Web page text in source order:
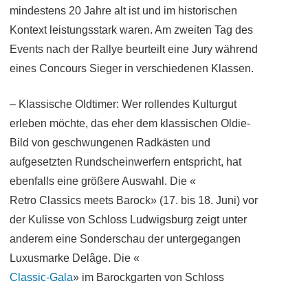
mindestens 20 Jahre alt ist und im historischen
Kontext leistungsstark waren. Am zweiten Tag des
Events nach der Rallye beurteilt eine Jury während
eines Concours Sieger in verschiedenen Klassen.
– Klassische Oldtimer: Wer rollendes Kulturgut
erleben möchte, das eher dem klassischen Oldie-
Bild von geschwungenen Radkästen und
aufgesetzten Rundscheinwerfern entspricht, hat
ebenfalls eine größere Auswahl. Die «
Retro Classics meets Barock» (17. bis 18. Juni) vor
der Kulisse von Schloss Ludwigsburg zeigt unter
anderem eine Sonderschau der untergegangen
Luxusmarke Delâge. Die «
Classic-Gala» im Barockgarten von Schloss